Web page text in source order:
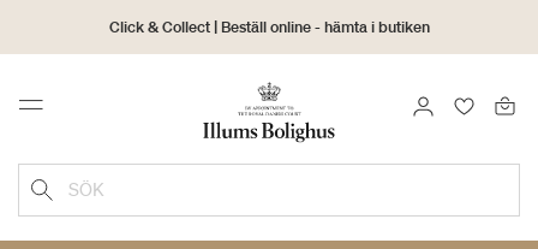
Click & Collect | Beställ online - hämta i butiken
30 dagars returrätt
Menu LOGGA IN
SÖK